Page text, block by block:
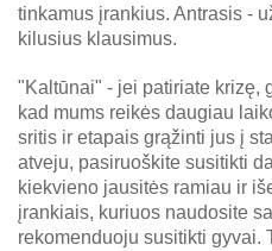
tinkamus įrankius. Antrasis -
kilusius klausimus.
"Kaltūnai" - jei patiriate krizę,
kad mums reikės daugiau
sritis ir etapais grąžinti jus į
atveju, pasiruoškite susitikti
kiekvieno jausitės ramiau ir
įrankiais, kuriuos naudosite
rekomenduoju susitikti gyvai.